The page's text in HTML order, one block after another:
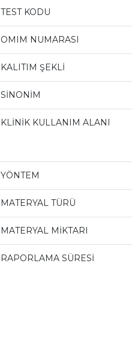
TEST KODU
OMIM NUMARASI
KALITIM ŞEKLİ
SİNONİM
KLİNİK KULLANIM ALANI
YÖNTEM
MATERYAL TÜRÜ
MATERYAL MİKTARI
RAPORLAMA SÜRESİ